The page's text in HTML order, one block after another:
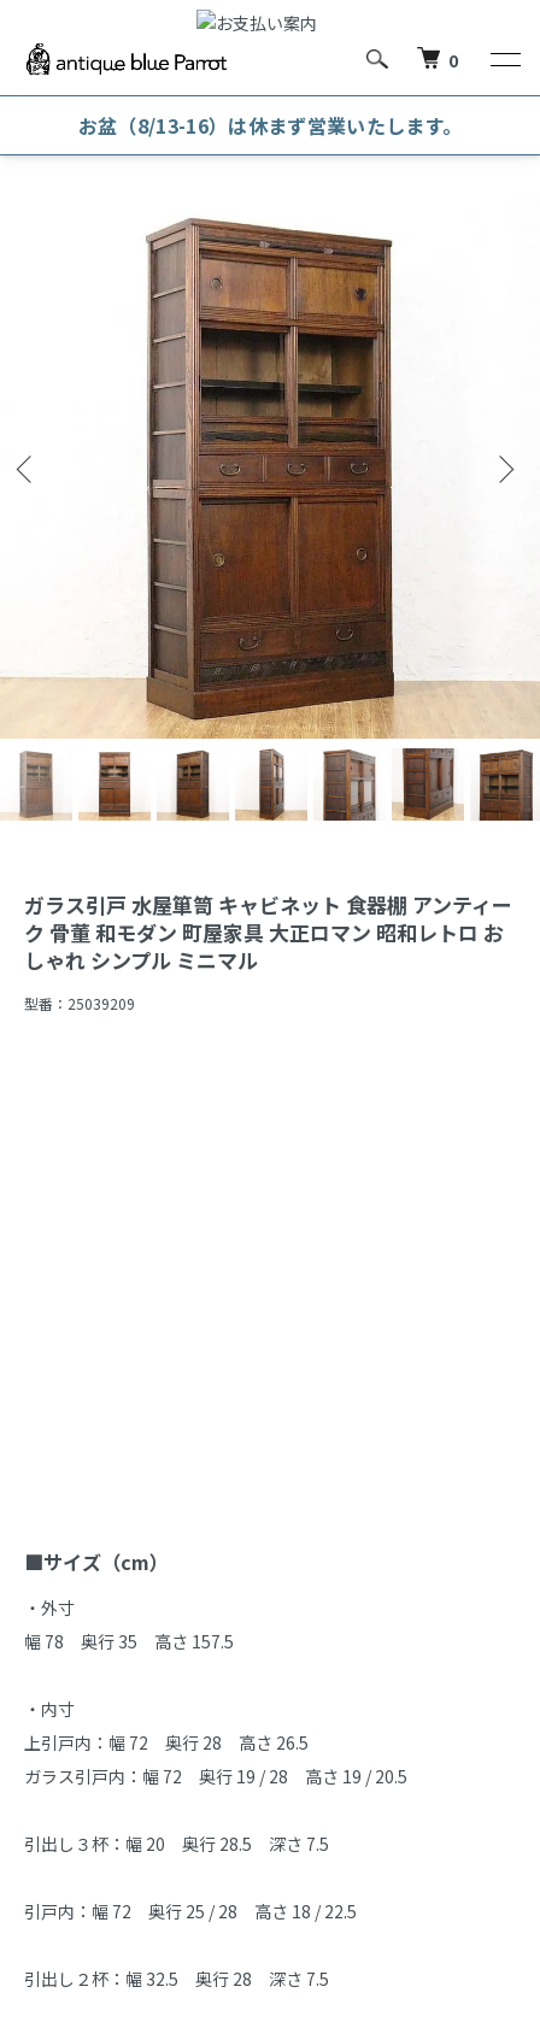
0
お盆（8/13-16）は休まず営業いたします。
食器棚・カップボード・膳棚・水屋 和風食器棚・膳棚・水屋・飾り棚
ガラス引戸 水屋箪笥 キャビネット 食器棚 アンティー
ク 骨董 和モダン 町屋家具 大正ロマン 昭和レトロ お
しゃれ シンプル ミニマル
型番： 25039209
■サイズ（cm）
・外寸
幅 78　奥行 35　高さ 157.5
・内寸
上引戸内：幅 72　奥行 28　高さ 26.5
ガラス引戸内：幅 72　奥行 19 / 28　高さ 19 / 20.5
引出し３杯：幅 20　奥行 28.5　深さ 7.5
引戸内：幅 72　奥行 25 / 28　高さ 18 / 22.5
引出し２杯：幅 32.5　奥行 28　深さ 7.5